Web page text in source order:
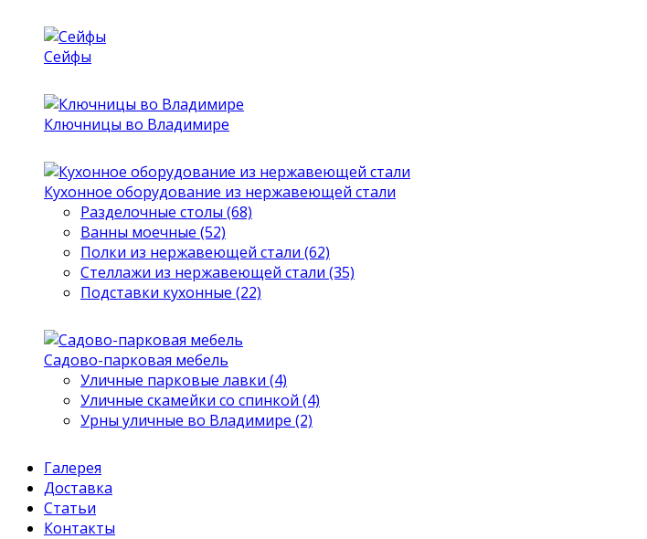
Сейфы
Ключницы во Владимире
Кухонное оборудование из нержавеющей стали
Разделочные столы (68)
Ванны моечные (52)
Полки из нержавеющей стали (62)
Стеллажи из нержавеющей стали (35)
Подставки кухонные (22)
Садово-парковая мебель
Уличные парковые лавки (4)
Уличные скамейки со спинкой (4)
Урны уличные во Владимире (2)
Галерея
Доставка
Статьи
Контакты